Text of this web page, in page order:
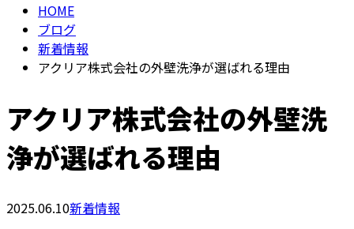
HOME
ブログ
新着情報
アクリア株式会社の外壁洗浄が選ばれる理由
アクリア株式会社の外壁洗
浄が選ばれる理由
2025.06.10新着情報